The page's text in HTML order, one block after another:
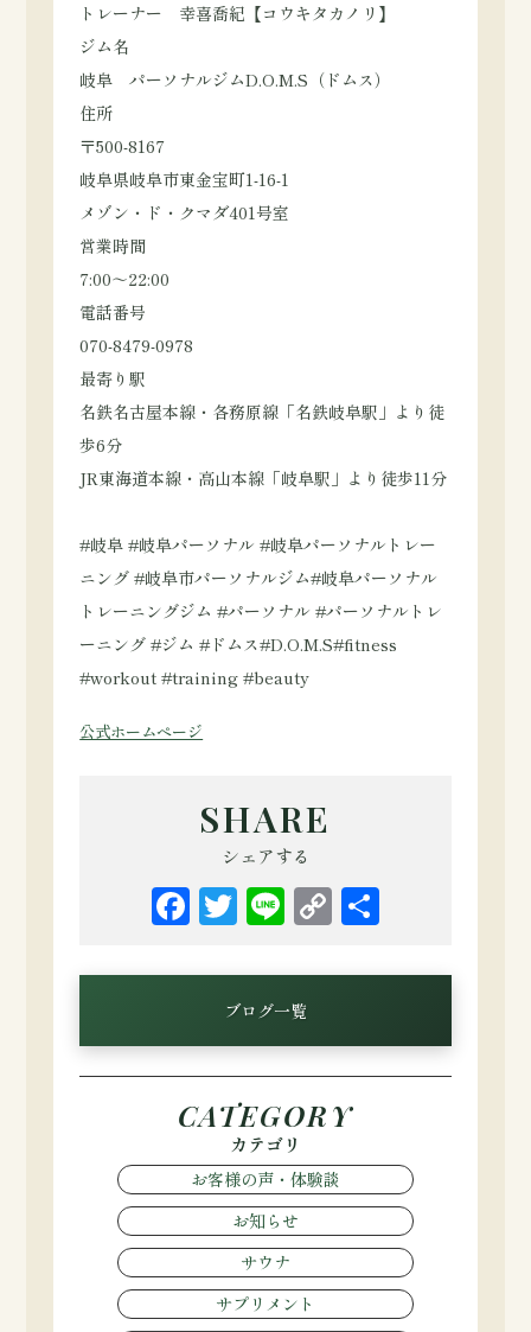
トレーナー 幸喜喬紀【コウキタカノリ】
ジム名
岐阜 パーソナルジムD.O.M.S（ドムス）
住所
〒500-8167
岐阜県岐阜市東金宝町1-16-1
メゾン・ド・クマダ401号室
営業時間
7:00～22:00
電話番号
070-8479-0978
最寄り駅
名鉄名古屋本線・各務原線「名鉄岐阜駅」より徒
歩6分
JR東海道本線・高山本線「岐阜駅」より徒歩11分
#岐阜 #岐阜パーソナル #岐阜パーソナルトレー
ニング #岐阜市パーソナルジム#岐阜パーソナル
トレーニングジム #パーソナル #パーソナルトレ
ーニング #ジム #ドムス#D.O.M.S#fitness
#workout #training #beauty
公式ホームページ
SHARE
シェアする
Facebook
Twitter
LineCopy
ブログ一覧
CATEGORY
カテゴリ
お客様の声・体験談
お知らせ
サウナ
サプリメント